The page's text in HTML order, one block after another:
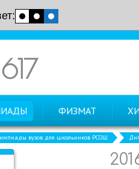
ФИЗМАТ
вузов для школьников РСОШ